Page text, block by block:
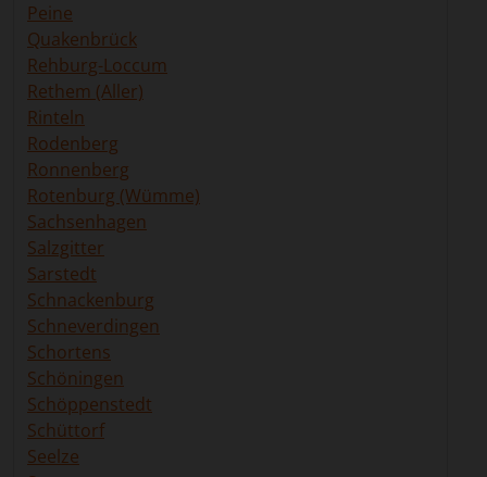
Peine
Quakenbrück
Rehburg-Loccum
Rethem (Aller)
Rinteln
Rodenberg
Ronnenberg
Rotenburg (Wümme)
Sachsenhagen
Salzgitter
Sarstedt
Schnackenburg
Schneverdingen
Schortens
Schöningen
Schöppenstedt
Schüttorf
Seelze